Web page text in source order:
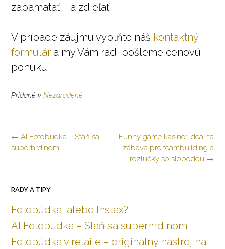
zapamätať – a zdieľať.
V prípade záujmu vyplňte náš kontaktný
formulár a my Vám radi pošleme cenovú
ponuku.
Pridané v Nezaradené
Navigácia
v
Funny game kasíno: Ideálna
zábava pre teambuilding a
rozlúčky so slobodou →
← AI Fotobúdka – Staň sa
superhrdinom
RADY A TIPY
Fotobúdka, alebo Instax?
AI Fotobúdka – Staň sa superhrdinom
Fotobúdka v retaile – originálny nástroj na